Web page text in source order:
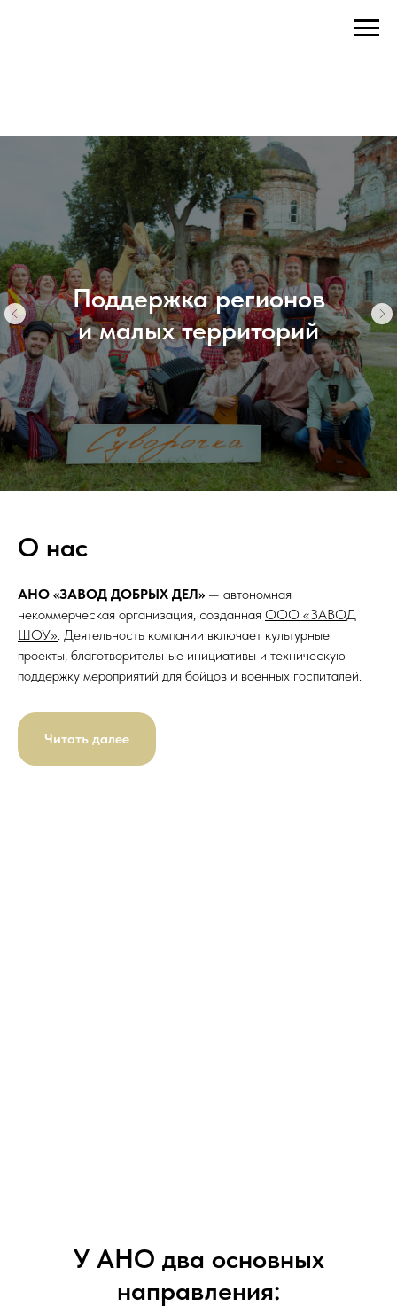
Поддержка регионов
и малых территорий
О нас
АНО «ЗАВОД ДОБРЫХ ДЕЛ» — автономная
некоммерческая организация, созданная ООО «ЗАВОД
ШОУ». Деятельность компании включает культурные
проекты, благотворительные инициативы и техническую
поддержку мероприятий для бойцов и военных госпиталей.
Читать далее
У АНО два основных
направления: